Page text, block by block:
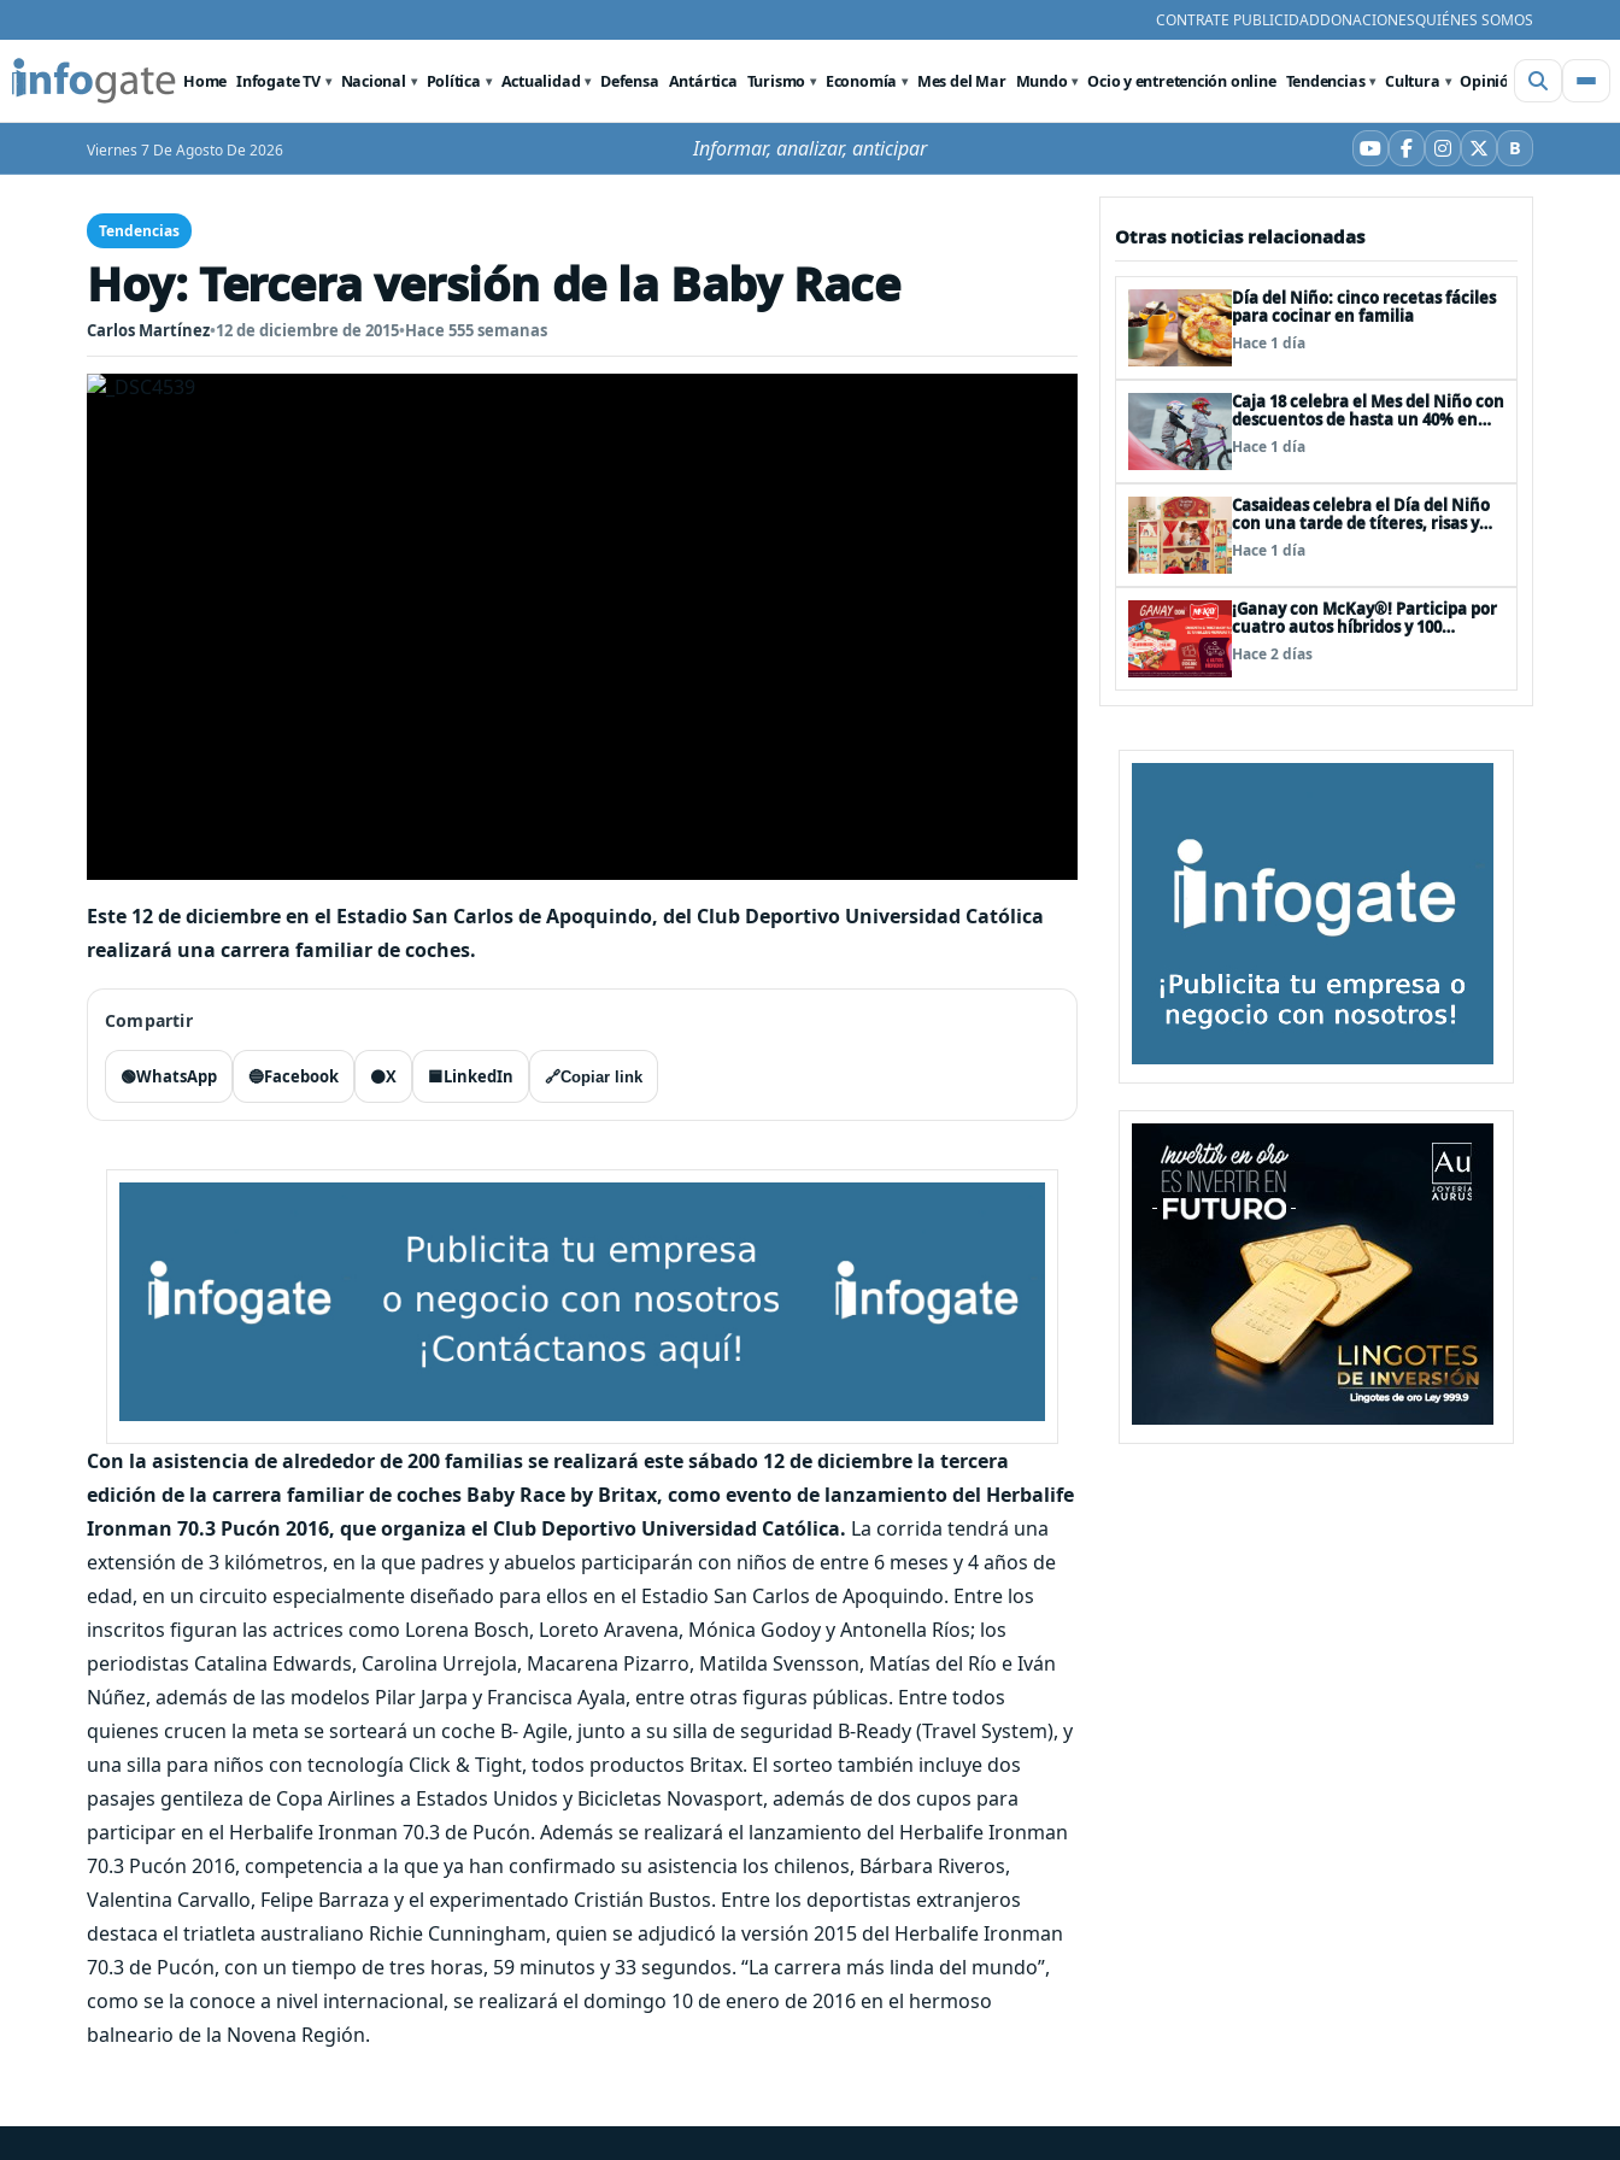
CONTRATE PUBLICIDADDONACIONESQUIÉNES SOMOS
Home Infogate TV Nacional Política Actualidad Defensa Antártica Turismo Economía Mes del Mar Mundo Ocio y entretención online Tendencias Cultura Opinión Videos
Viernes 7 De Agosto De 2026 Informar, analizar, anticipar YouTube
Facebook
Instagram
X BBluesky
Tendencias
Hoy: Tercera versión de la Baby Race
Carlos Martínez•12 de diciembre de 2015•Hace 555 semanas
Este 12 de diciembre en el Estadio San Carlos de Apoquindo, del Club Deportivo Universidad Católica
realizará una carrera familiar de coches.
Compartir
🟢WhatsApp 🔵Facebook ⚫X 🟦LinkedIn 🔗Copiar link
Con la asistencia de alrededor de 200 familias se realizará este sábado 12 de diciembre la tercera
edición de la carrera familiar de coches Baby Race by Britax, como evento de lanzamiento del Herbalife
Ironman 70.3 Pucón 2016, que organiza el Club Deportivo Universidad Católica. La corrida tendrá una
extensión de 3 kilómetros, en la que padres y abuelos participarán con niños de entre 6 meses y 4 años de
edad, en un circuito especialmente diseñado para ellos en el Estadio San Carlos de Apoquindo. Entre los
inscritos figuran las actrices como Lorena Bosch, Loreto Aravena, Mónica Godoy y Antonella Ríos; los
periodistas Catalina Edwards, Carolina Urrejola, Macarena Pizarro, Matilda Svensson, Matías del Río e Iván
Núñez, además de las modelos Pilar Jarpa y Francisca Ayala, entre otras figuras públicas. Entre todos
quienes crucen la meta se sorteará un coche B- Agile, junto a su silla de seguridad B-Ready (Travel System), y
una silla para niños con tecnología Click & Tight, todos productos Britax. El sorteo también incluye dos
pasajes gentileza de Copa Airlines a Estados Unidos y Bicicletas Novasport, además de dos cupos para
participar en el Herbalife Ironman 70.3 de Pucón. Además se realizará el lanzamiento del Herbalife Ironman
70.3 Pucón 2016, competencia a la que ya han confirmado su asistencia los chilenos, Bárbara Riveros,
Valentina Carvallo, Felipe Barraza y el experimentado Cristián Bustos. Entre los deportistas extranjeros
destaca el triatleta australiano Richie Cunningham, quien se adjudicó la versión 2015 del Herbalife Ironman
70.3 de Pucón, con un tiempo de tres horas, 59 minutos y 33 segundos. “La carrera más linda del mundo”,
como se la conoce a nivel internacional, se realizará el domingo 10 de enero de 2016 en el hermoso
balneario de la Novena Región.
Otras noticias relacionadas
Día del Niño: cinco recetas fáciles
para cocinar en familia
Hace 1 día
Caja 18 celebra el Mes del Niño con
descuentos de hasta un 40% en
panoramas, cine, shows y
streaming
Hace 1 día
Casaideas celebra el Día del Niño
con una tarde de títeres, risas y
sorpresas en el Mall Plaza Vespucio
Hace 1 día
¡Ganay con McKay®! Participa por
cuatro autos híbridos y 100
premios de $500.000
Hace 2 días